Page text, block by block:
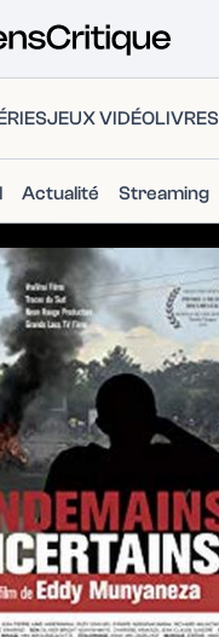
JEUX VIDÉOLIVRES
Actualité Streaming